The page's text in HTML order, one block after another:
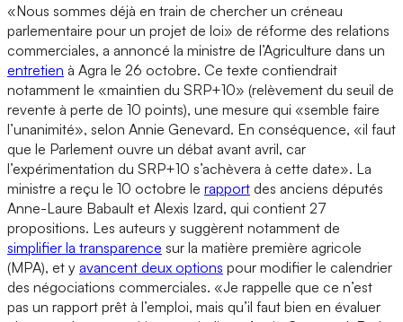
«Nous sommes déjà en train de chercher un créneau
parlementaire pour un projet de loi» de réforme des relations
commerciales, a annoncé la ministre de l’Agriculture dans un
entretien à Agra le 26 octobre. Ce texte contiendrait
notamment le «maintien du SRP+10» (relèvement du seuil de
revente à perte de 10 points), une mesure qui «semble faire
l’unanimité», selon Annie Genevard. En conséquence, «il faut
que le Parlement ouvre un débat avant avril, car
l’expérimentation du SRP+10 s’achèvera à cette date». La
ministre a reçu le 10 octobre le rapport des anciens députés
Anne-Laure Babault et Alexis Izard, qui contient 27
propositions. Les auteurs y suggèrent notamment de
simplifier la transparence sur la matière première agricole
(MPA), et y avancent deux options pour modifier le calendrier
des négociations commerciales. «Je rappelle que ce n’est
pas un rapport prêt à l’emploi, mais qu’il faut bien en évaluer